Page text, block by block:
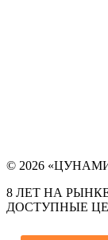
© 2026
8 ЛЕТ НА
ДОСТУПНЫЕ